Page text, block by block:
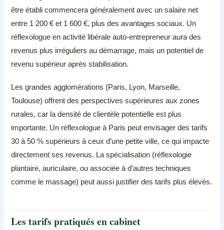
être établi commencera généralement avec un salaire net
entre 1 200 € et 1 600 €, plus des avantages sociaux. Un
réflexologue en activité libérale auto-entrepreneur aura des
revenus plus irréguliers au démarrage, mais un potentiel de
revenu supérieur après stabilisation.
Les grandes agglomérations (Paris, Lyon, Marseille,
Toulouse) offrent des perspectives supérieures aux zones
rurales, car la densité de clientèle potentielle est plus
importante. Un réflexologue à Paris peut envisager des tarifs
30 à 50 % supérieurs à ceux d’une petite ville, ce qui impacte
directement ses revenus. La spécialisation (réflexologie
plantaire, auriculaire, ou associée à d’autres techniques
comme le massage) peut aussi justifier des tarifs plus élevés.
Les tarifs pratiqués en cabinet